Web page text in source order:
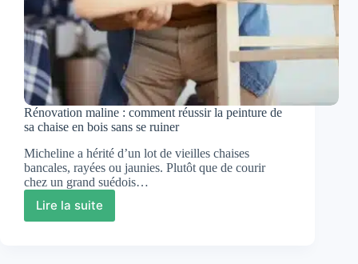
Rénovation maline : comment réussir la peinture de
sa chaise en bois sans se ruiner
Micheline a hérité d’un lot de vieilles chaises
bancales, rayées ou jaunies. Plutôt que de courir
chez un grand suédois…
Lire la suite
Rénovation
maline